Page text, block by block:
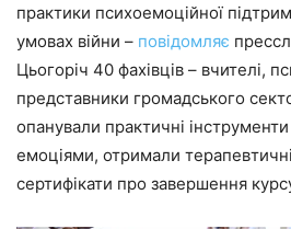
практики психоемоційної
умовах війни – повідомляє
Цьогоріч 40 фахівців – вчителі,
представники громадського
опанували практичні
емоціями, отримали терапевтичні
сертифікати про завершення